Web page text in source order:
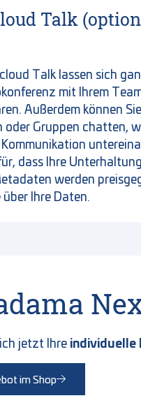
Talk
Talk lassen sich
mit Ihrem
Außerdem können
oder Gruppen chatten,
dass Ihre
werden
Ihre Daten.
jetzt Ihre individuelle
im Shop